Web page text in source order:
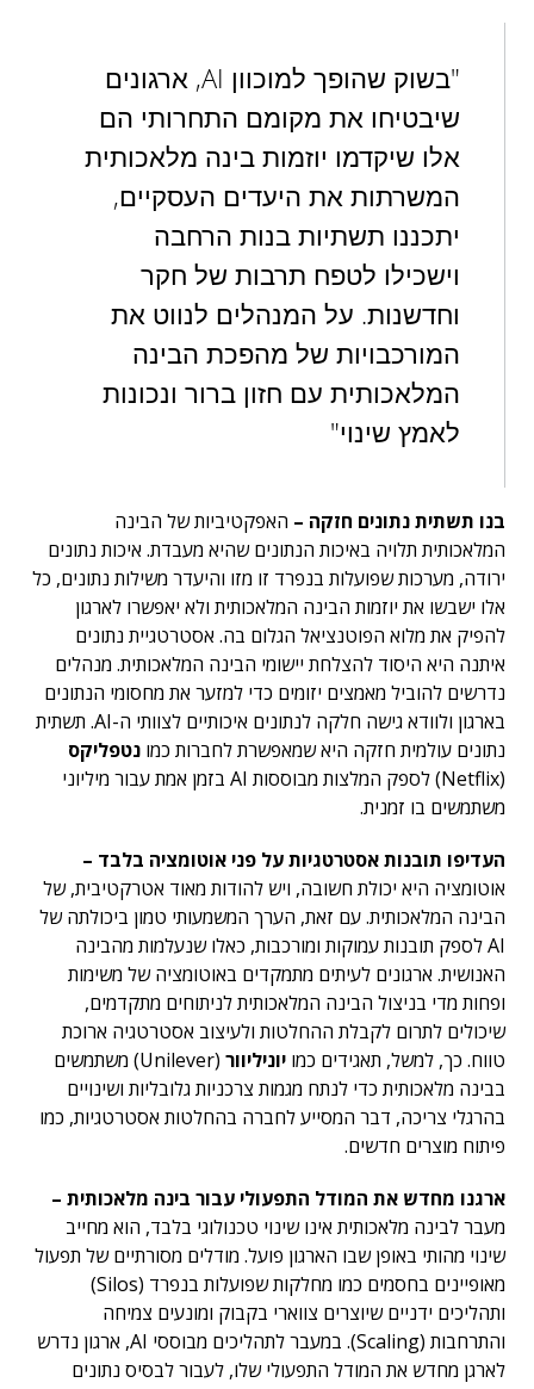
"בשוק שהופך למוכוון AI, ארגונים
שיבטיחו את מקומם התחרותי הם
אלו שיקדמו יוזמות בינה מלאכותית
המשרתות את היעדים העסקיים,
יתכננו תשתיות בנות הרחבה
וישכילו לטפח תרבות של חקר
וחדשנות. על המנהלים לנווט את
המורכבויות של מהפכת הבינה
המלאכותית עם חזון ברור ונכונות
לאמץ שינוי"
בנו תשתית נתונים חזקה – האפקטיביות של הבינה
המלאכותית תלויה באיכות הנתונים שהיא מעבדת. איכות נתונים
ירודה, מערכות שפועלות בנפרד זו מזו והיעדר משילות נתונים, כל
אלו ישבשו את יוזמות הבינה המלאכותית ולא יאפשרו לארגון
להפיק את מלוא הפוטנציאל הגלום בה. אסטרטגיית נתונים
איתנה היא היסוד להצלחת יישומי הבינה המלאכותית. מנהלים
נדרשים להוביל מאמצים יזומים כדי למזער את מחסומי הנתונים
בארגון ולוודא גישה חלקה לנתונים איכותיים לצוותי ה-AI​​. תשתית
נתונים עולמית חזקה היא שמאפשרת לחברות כמו נטפליקס
(Netflix) לספק המלצות מבוססות AI בזמן אמת עבור מיליוני
משתמשים בו זמנית.
העדיפו תובנות אסטרטגיות על פני אוטומציה בלבד –
אוטומציה היא יכולת חשובה, ויש להודות מאוד אטרקטיבית, של
הבינה המלאכותית. עם זאת, הערך המשמעותי טמון ביכולתה של
AI לספק תובנות עמוקות ומורכבות, כאלו שנעלמות מהבינה
האנושית. ארגונים לעיתים מתמקדים באוטומציה של משימות
ופחות מדי בניצול הבינה המלאכותית לניתוחים מתקדמים,
שיכולים לתרום לקבלת ההחלטות ולעיצוב אסטרטגיה ארוכת
טווח​​. כך, למשל, תאגידים כמו יוניליוור
(Unilever) משתמשים
בבינה מלאכותית כדי לנתח מגמות צרכניות גלובליות ושינויים
בהרגלי צריכה, דבר המסייע לחברה בהחלטות אסטרטגיות, כמו
פיתוח מוצרים חדשים.
ארגנו מחדש את המודל התפעולי עבור בינה מלאכותית –
מעבר לבינה מלאכותית אינו שינוי טכנולוגי בלבד, הוא מחייב
שינוי מהותי באופן שבו הארגון פועל. מודלים מסורתיים של תפעול
מאופיינים בחסמים כמו מחלקות שפועלות בנפרד (Silos)
ותהליכים ידניים שיוצרים צווארי בקבוק ומונעים צמיחה
והתרחבות (Scaling). במעבר לתהליכים מבוססי AI, ארגון נדרש
לארגן מחדש את המודל התפעולי שלו, לעבור לבסיס נתונים